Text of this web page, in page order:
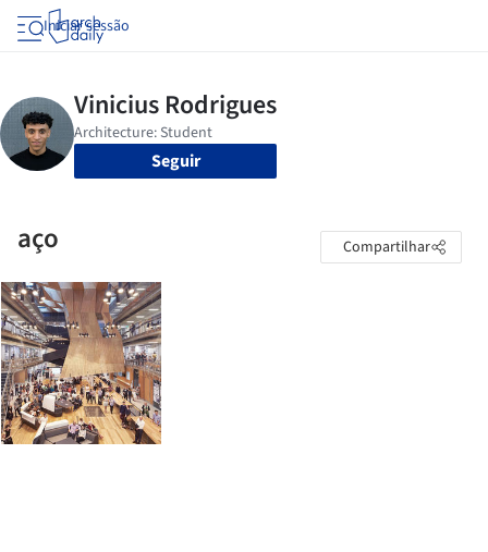
Iniciar sessão
Seguir
aço Compartilhar